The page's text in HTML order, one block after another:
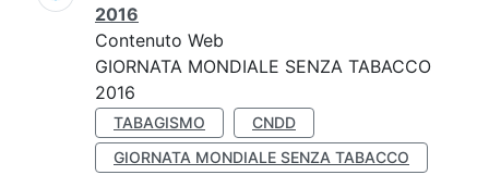
2016
Contenuto Web
GIORNATA MONDIALE SENZA TABACCO
2016
TABAGISMO
CNDD
GIORNATA MONDIALE SENZA TABACCO